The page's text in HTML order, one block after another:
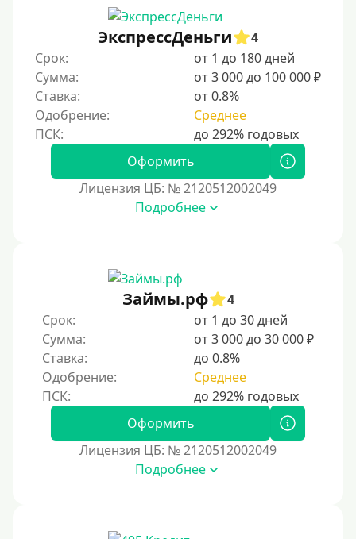
С ежемесячным платежом
Под низкий процент
Без процентов
Первый кредит без переплаты
Без процентов на 30 дней
Без страховок и комиссий
Повторный
Надежные
Без обмана
Без предоплат
Без электронной почты
С автоматическим одобрением
Без номера телефона
ЭкспрессДеньги
4
Срок:
от 1 до 180 дней
Сумма:
от 3 000 до 100 000 ₽
Ставка:
от 0.8%
Одобрение:
Среднее
Оформить
Лицензия ЦБ: № 2120512002049
Подробнее
Займы.рф
4
Срок:
от 1 до 30 дней
Сумма:
от 3 000 до 30 000 ₽
Ставка:
до 0.8%
Одобрение:
Среднее
Оформить
Лицензия ЦБ: № 2120512002049
Подробнее